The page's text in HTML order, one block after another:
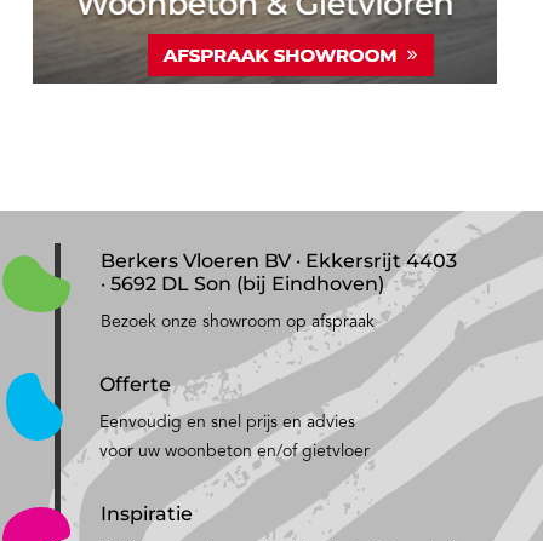
Berkers Vloeren BV · Ekkersrijt 4403
· 5692 DL Son (bij Eindhoven)
Bezoek onze showroom op afspraak
Offerte
Eenvoudig en snel prijs en advies
voor uw woonbeton en/of gietvloer
Inspiratie